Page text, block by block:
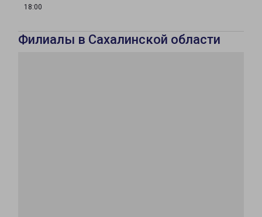
18:00
Филиалы в Сахалинской области